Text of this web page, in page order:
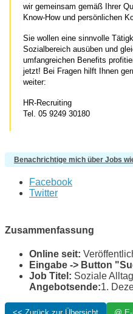
Benachrichtige mich über Jobs
Facebook
Twitter
Zusammenfassung
Online seit:
Eingabe -> Button
Job Titel: Soziale
Angebotsende:1.